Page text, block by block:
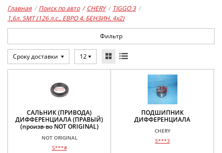
Главная / Поиск по авто / CHERY / TIGGO 3 /
1,6л. 5MT (126 л.с., ЕВРО 4, БЕНЗИН, 4x2)
Фильтр
Сроку доставки 12
САЛЬНИК (ПРИВОДА)
ДИФФЕРЕНЦИАЛА (ПРАВЫЙ)
(произв-во NOT ORIGINAL)
NOT ORIGINAL
5***#
ПОДШИПНИК
ДИФФЕРЕНЦИАЛА
CHERY
5***3